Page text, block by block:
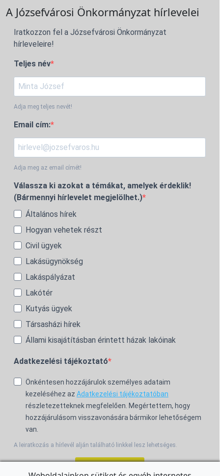
A Józsefvárosi Önkormányzat hírlevelei
Iratkozzon fel a Józsefvárosi Önkormányzat
hírleveleire!
Teljes név
Adja meg teljes nevét!
Email cím:
Adja meg az email címét!
Válassza ki azokat a témákat, amelyek érdeklik!
(Bármennyi hírlevelet megjelölhet.)
Általános hírek
Hogyan vehetek részt
Civil ügyek
Lakásügynökség
Lakáspályázat
Lakótér
Kutyás ügyek
Társasházi hírek
Állami kisajátításban érintett házak lakóinak
Adatkezelési tájékoztató
Önkéntesen hozzájárulok személyes adataim
kezeléséhez az Adatkezelési tájékoztatóban
részletezetteknek megfelelően. Megértettem, hogy
hozzájárulásom visszavonására bármikor lehetőségem
van.
A leiratkozás a hírlevél alján található linkkel lesz lehetséges.